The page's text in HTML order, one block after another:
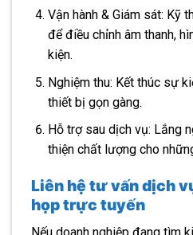
Vận hành & Giám sát: Kỹ
để điều chỉnh âm thanh,
kiện.
Nghiệm thu: Kết thúc sự
thiết bị gọn gàng.
Hỗ trợ sau dịch vụ: Lắng
thiện chất lượng cho
Liên hệ tư vấn dịch
họp trực tuyến
Nếu doanh nghiệp đang tìm